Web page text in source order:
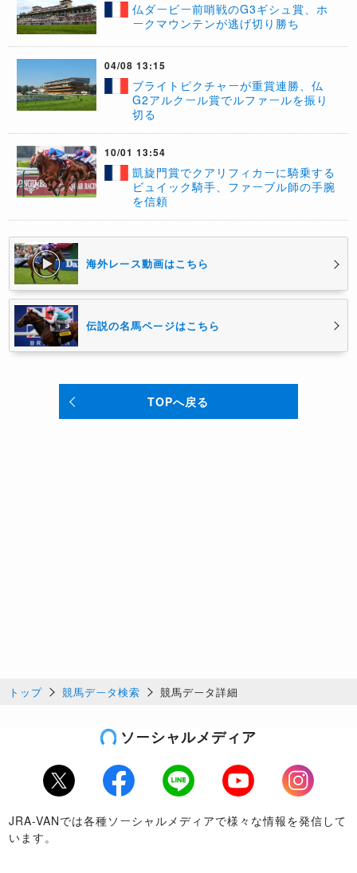
仏ダービー前哨戦のG3ギシュ賞、ホ
ークマウンテンが逃げ切り勝ち
04/08 13:15
ブライトピクチャーが重賞連勝、仏
G2アルクール賞でルファールを振り
切る
10/01 13:54
凱旋門賞でクアリフィカーに騎乗する
ビュイック騎手、ファーブル師の手腕
を信頼
海外レース動画はこちら
伝説の名馬ページはこちら
TOPへ戻る
トップ 競馬データ検索 競馬データ詳細
ソーシャルメディア
Twitter Facebook LINE Youtube
Instagram
JRA-VANでは各種ソーシャルメディアで様々な情報を発信して
います。